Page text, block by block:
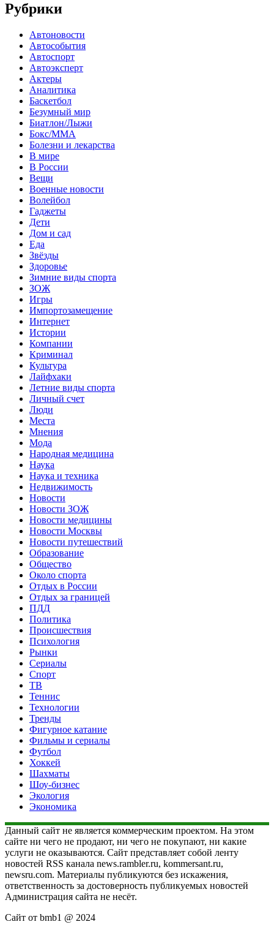
Рубрики
Автоновости
Автособытия
Автоспорт
Автоэксперт
Актеры
Аналитика
Баскетбол
Безумный мир
Биатлон/Лыжи
Бокс/MMA
Болезни и лекарства
В мире
В России
Вещи
Военные новости
Волейбол
Гаджеты
Дети
Дом и сад
Еда
Звёзды
Здоровье
Зимние виды спорта
ЗОЖ
Игры
Импортозамещение
Интернет
Истории
Компании
Криминал
Культура
Лайфхаки
Летние виды спорта
Личный счет
Люди
Места
Мнения
Мода
Народная медицина
Наука
Наука и техника
Недвижимость
Новости
Новости ЗОЖ
Новости медицины
Новости Москвы
Новости путешествий
Образование
Общество
Около спорта
Отдых в России
Отдых за границей
ПДД
Политика
Происшествия
Психология
Рынки
Сериалы
Спорт
ТВ
Теннис
Технологии
Тренды
Фигурное катание
Фильмы и сериалы
Футбол
Хоккей
Шахматы
Шоу-бизнес
Экология
Экономика
Данный сайт не является коммерческим проектом. На этом
сайте ни чего не продают, ни чего не покупают, ни какие
услуги не оказываются. Сайт представляет собой ленту
новостей RSS канала news.rambler.ru, kommersant.ru,
newsru.com. Материалы публикуются без искажения,
ответственность за достоверность публикуемых новостей
Администрация сайта не несёт.
Сайт от bmb1 @ 2024